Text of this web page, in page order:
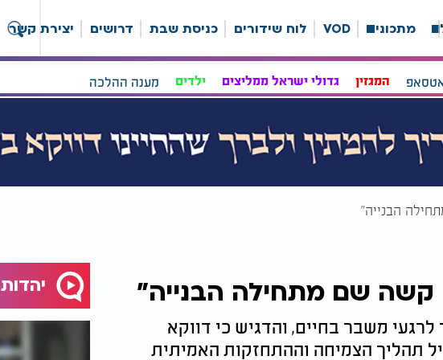
מתכונים VOD לוח שידורים כניסת שבת דרושים יצירת קשר
המגזין גדולי ישראל ממליצים ילדים מענה ההלכה
הבנייה"
קשה שם מתחילה הבנייה"
משבר בחיים, והדגיש כי דווקא
תהליך הצמיחה וההתחזקות האמיתית
יהדות